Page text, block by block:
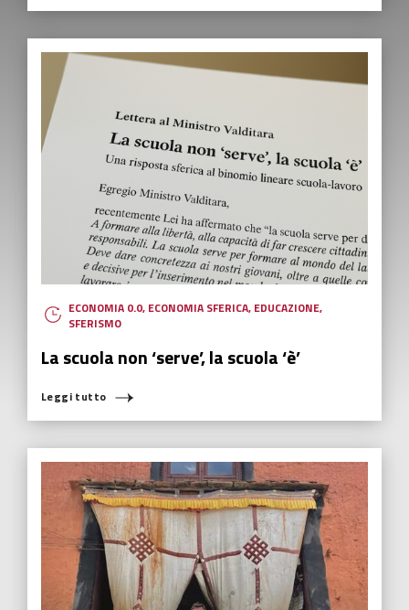
ECONOMIA 0.0, ECONOMIA SFERICA, EDUCAZIONE,
SFERISMO
La scuola non ‘serve’, la scuola ‘è’
Leggi tutto